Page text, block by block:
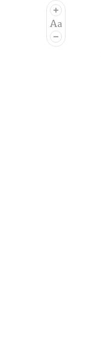
Điện ảnh
Âm nhạc